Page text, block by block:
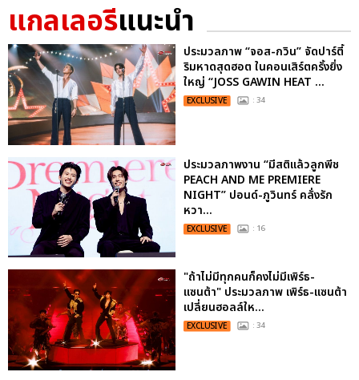
แกลเลอรีแนะนำ
ประมวลภาพ “จอส-กวิน” จัดปาร์ตี้
ริมหาดสุดฮอต ในคอนเสิร์ตครั้งยิ่ง
ใหญ่ “JOSS GAWIN HEAT ...
EXCLUSIVE : 34
ประมวลภาพงาน “มีสติแล้วลูกพีช
PEACH AND ME PREMIERE
NIGHT” ปอนด์-ภูวินทร์ คลั่งรัก
หวา...
EXCLUSIVE : 16
"ถ้าไม่มีทุกคนก็คงไม่มีเพิร์ธ-
แซนต้า" ประมวลภาพ เพิร์ธ-แซนต้า
เปลี่ยนฮอลล์ให...
EXCLUSIVE : 34